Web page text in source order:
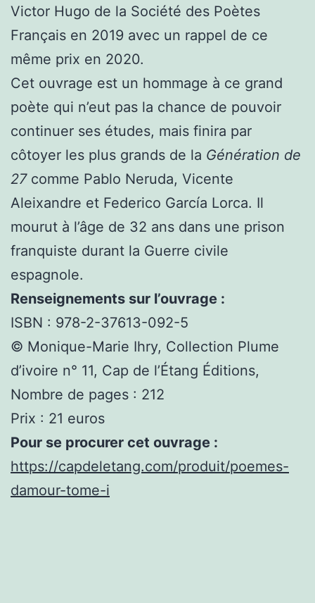
Victor Hugo de la Société des Poètes
Français en 2019 avec un rappel de ce
même prix en 2020.
Cet ouvrage est un hommage à ce grand
poète qui n’eut pas la chance de pouvoir
continuer ses études, mais finira par
côtoyer les plus grands de la Génération de
27comme Pablo Neruda, Vicente
Aleixandre et Federico García Lorca. Il
mourut à l’âge de 32 ans dans une prison
franquiste durant la Guerre civile
espagnole.
Renseignements sur l’ouvrage :
ISBN : 978-2-37613-092-5
© Monique-Marie Ihry, Collection Plume
d’ivoire n° 11, Cap de l’Étang Éditions,
Nombre de pages : 212
Prix : 21 euros
Pour se procurer cet ouvrage :
https://capdeletang.com/produit/poemes-
damour-tome-i